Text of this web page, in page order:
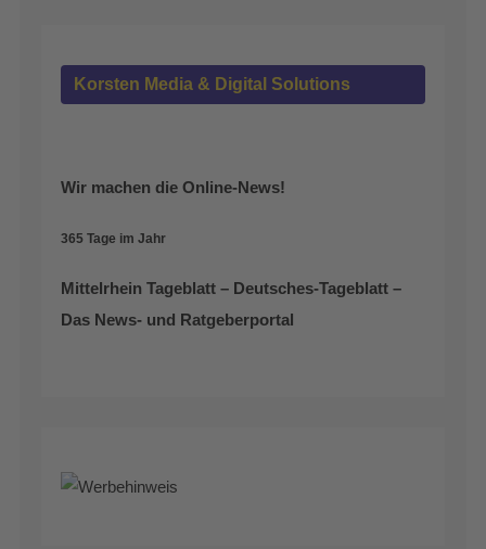
Korsten Media & Digital Solutions
Wir machen die Online-News!
365 Tage im Jahr
Mittelrhein Tageblatt – Deutsches-Tageblatt –
Das News- und Ratgeberportal